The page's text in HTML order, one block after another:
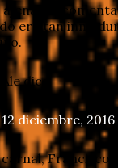
ajena los
era tan
Ale dice
12 diciembre, 2016
carnal, Francisco,